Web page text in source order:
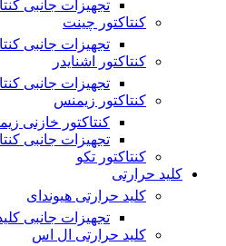
تجهیزات جانبی
کنتاکتور چینت
تجهیزات جانبی
کنتاکتور اشنایدر
تجهیزات جانبی
کنتاکتور زیمنس
کنتاکتور خازنی
تجهیزات جانبی
کنتاکتور تکو
کلید حرارتی
کلید حرارتی هیوندای
تجهیزات جانبی
کلید حرارتی ال اس